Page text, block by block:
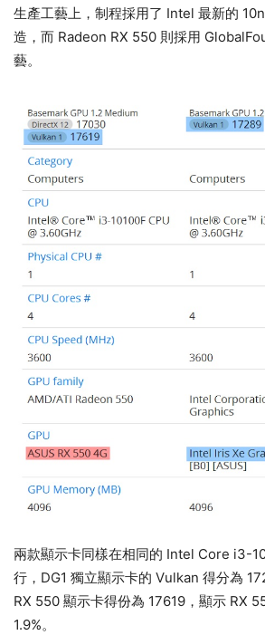
生產工藝上，制程採用了 Intel 最新的
造，而 Radeon RX 550 則採用
藝。
兩款顯示卡同樣在相同的 Intel Core i3-
行，DG1 獨立顯示卡的 Vulkan 得分為
RX 550 顯示卡得份為 17619，顯示 RX
1.9%。